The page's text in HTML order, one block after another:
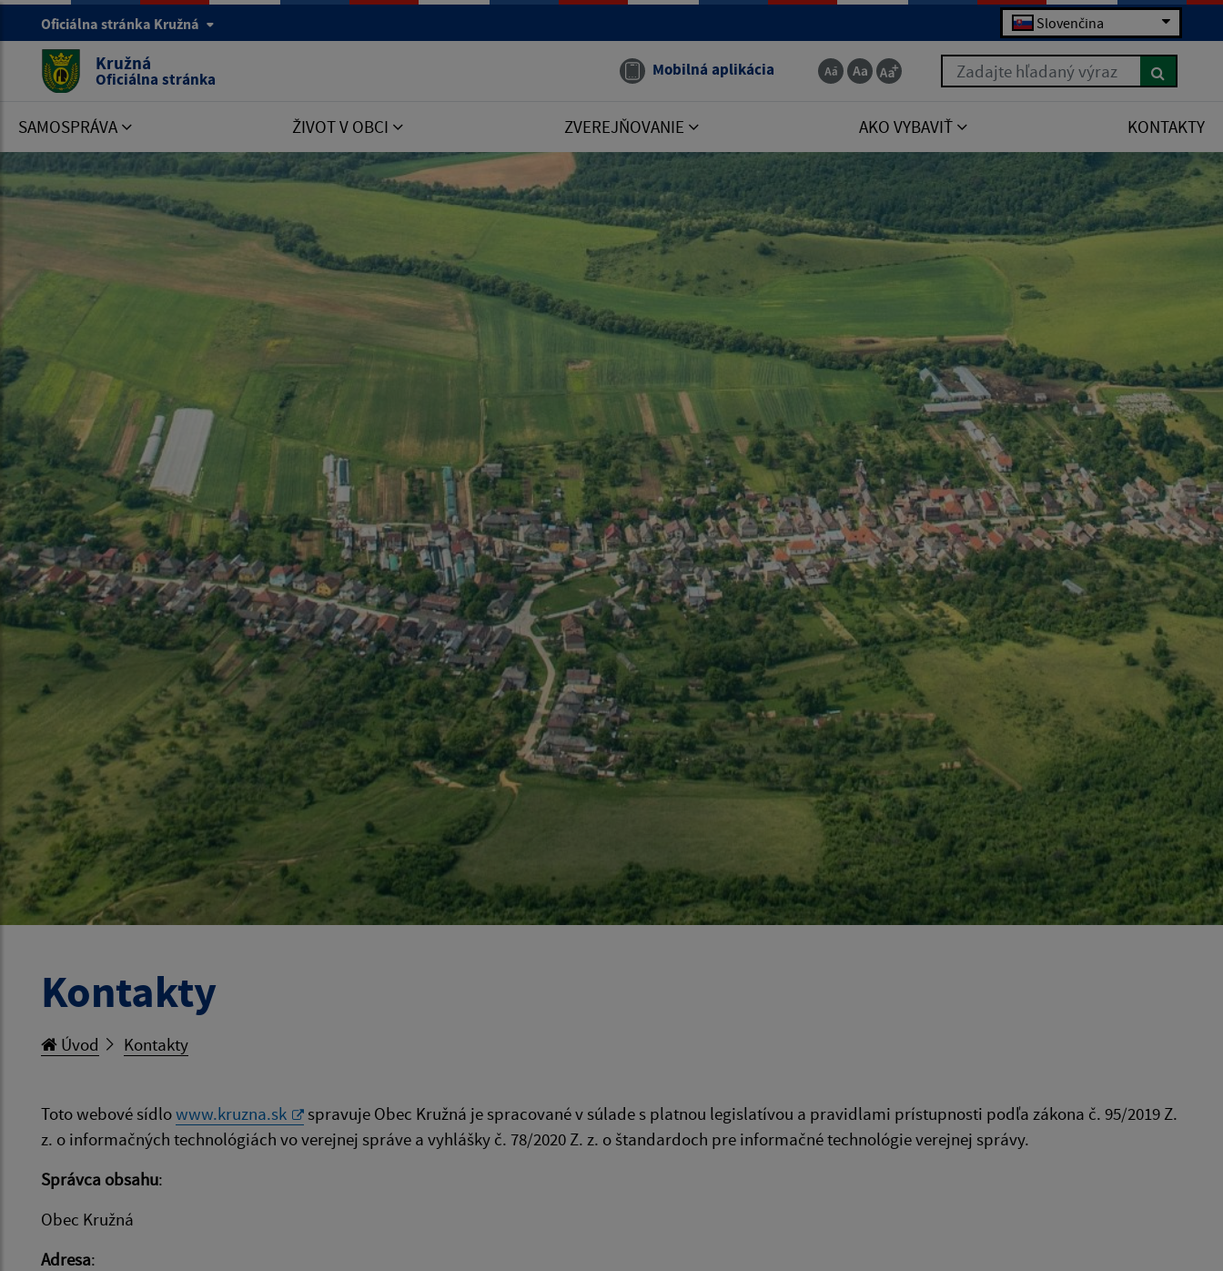
Oficiálna stránka Kružná Slovenčina
Kružná
Oficiálna stránka Mobilná aplikácia Zadajte hľadaný výraz
SAMOSPRÁVA ŽIVOT V OBCI ZVEREJŇOVANIE AKO VYBAVIŤ KONTAKTY
Kontakty
Úvod Kontakty
Toto webové sídlowww.kruzna.sk spravuje Obec Kružná je spracované v súlade s platnou legislatívou a pravidlami prístupnosti podľa zákona č. 95/2019 Z.
z. o informačných technológiách vo verejnej správe a vyhlášky č. 78/2020 Z. z. o štandardoch pre informačné technológie verejnej správy.
Správca obsahu:
Obec Kružná
Adresa: